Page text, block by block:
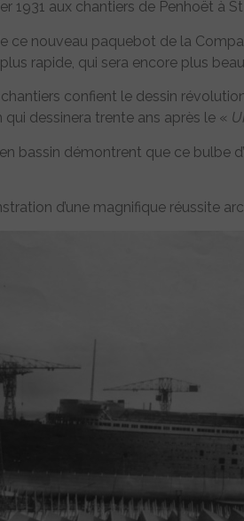
1931 aux chantiers de Penhoët à
ce nouveau paquebot de la
rapide, qui sera encore plus
chantiers confient le dessin
dessinera trente ans après le «
bassin démontrent que ce bulbe
d’une magnifique réussite